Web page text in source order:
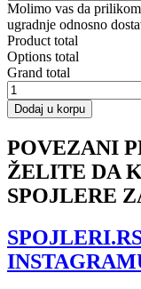
Molimo vas da
ugradnje odnosno
Product total
Options total
Grand total
Side
Skirts
Diffusers
Mustang
GT
Mk6
količina
Dodaj u korpu
POVEZANI
ŽELITE DA
SPOJLERE